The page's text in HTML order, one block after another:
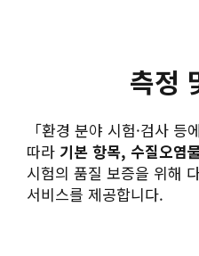
측정
「환경 분야 시험·검사
따라 기본 항목, 수질오염
시험의 품질 보증을 위해
서비스를 제공합니다.